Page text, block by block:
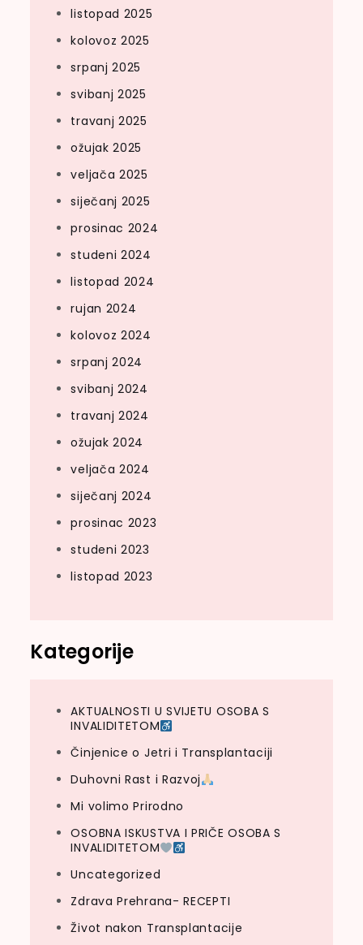
listopad 2025
kolovoz 2025
srpanj 2025
svibanj 2025
travanj 2025
ožujak 2025
veljača 2025
siječanj 2025
prosinac 2024
studeni 2024
listopad 2024
rujan 2024
kolovoz 2024
srpanj 2024
svibanj 2024
travanj 2024
ožujak 2024
veljača 2024
siječanj 2024
prosinac 2023
studeni 2023
listopad 2023
Kategorije
AKTUALNOSTI U SVIJETU OSOBA S
INVALIDITETOM
Činjenice o Jetri i Transplantaciji
Duhovni Rast i Razvoj
Mi volimo Prirodno
OSOBNA ISKUSTVA I PRIČE OSOBA S
INVALIDITETOM
Uncategorized
Zdrava Prehrana- RECEPTI
Život nakon Transplantacije